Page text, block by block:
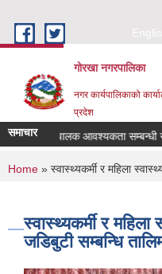
गोरखा नगरपालिका
नगर कार्यपालिकाको
प्रदेश
समाचारसवारी चालक आवश्यकता सम्बन्धी
You are here
Home » स्वास्थ्यकर्मी र महिला
स्वास्थ्यकर्मी र
जडिबुटी सम्बन्धि